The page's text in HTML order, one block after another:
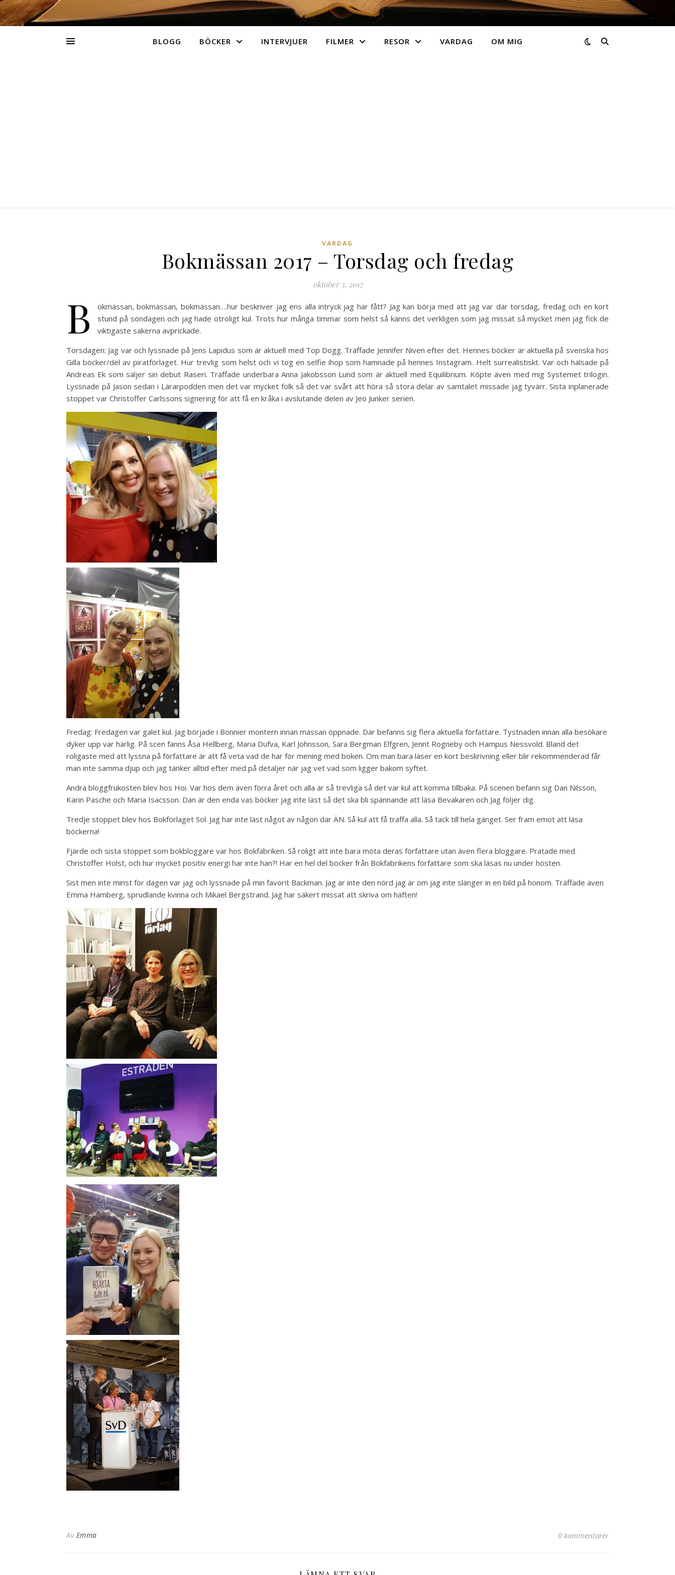
BLOGG BÖCKER INTERVJUER FILMER RESOR VARDAG OM MIG
VARDAG
Bokmässan 2017 – Torsdag och fredag
oktober 3, 2017
B
okmässan, bokmässan, bokmässan….hur beskriver jag ens alla intryck jag har fått? Jag kan börja med att jag var där torsdag, fredag och en kort
stund på söndagen och jag hade otroligt kul. Trots hur många timmar som helst så känns det verkligen som jag missat så mycket men jag fick de
viktigaste sakerna avprickade.
Torsdagen: Jag var och lyssnade på Jens Lapidus som är aktuell med Top Dogg. Träffade Jennifer Niven efter det. Hennes böcker är aktuella på svenska hos
Gilla böcker/del av piratförlaget. Hur trevlig som helst och vi tog en selfie ihop som hamnade på hennes Instagram. Helt surrealistiskt. Var och hälsade på
Andreas Ek som säljer sin debut Raseri. Träffade underbara Anna Jakobsson Lund som är aktuell med Equilibrium. Köpte även med mig Systemet trilogin.
Lyssnade på Jason sedan i Lärarpodden men det var mycket folk så det var svårt att höra så stora delar av samtalet missade jag tyvärr. Sista inplanerade
stoppet var Christoffer Carlssons signering för att få en kråka i avslutande delen av Jeo Junker serien.
Fredag: Fredagen var galet kul. Jag började i Bonnier montern innan mässan öppnade. Där befanns sig flera aktuella författare. Tystnaden innan alla besökare
dyker upp var härlig. På scen fanns Åsa Hellberg, Maria Dufva, Karl Johnsson, Sara Bergman Elfgren, Jennt Rogneby och Hampus Nessvold. Bland det
roligaste med att lyssna på författare är att få veta vad de har för mening med boken. Om man bara läser en kort beskrivning eller blir rekommenderad får
man inte samma djup och jag tänker alltid efter med på detaljer när jag vet vad som ligger bakom syftet.
Andra bloggfrukosten blev hos Hoi. Var hos dem även förra året och alla är så trevliga så det var kul att komma tillbaka. På scenen befann sig Dan Nilsson,
Karin Pasche och Maria Isacsson. Dan är den enda vas böcker jag inte läst så det ska bli spännande att läsa Bevakaren och Jag följer dig.
Tredje stoppet blev hos Bokförlaget Sol. Jag har inte läst något av någon där ÄN. Så kul att få träffa alla. Så tack till hela gänget. Ser fram emot att läsa
böckerna!
Fjärde och sista stoppet som bokbloggare var hos Bokfabriken. Så roligt att inte bara möta deras författare utan även flera bloggare. Pratade med
Christoffer Holst, och hur mycket positiv energi har inte han?! Har en hel del böcker från Bokfabrikens författare som ska läsas nu under hösten.
Sist men inte minst för dagen var jag och lyssnade på min favorit Backman. Jag är inte den nörd jag är om jag inte slänger in en bild på honom. Träffade även
Emma Hamberg, sprudlande kvinna och Mikael Bergstrand. Jag har säkert missat att skriva om häften!
Av Emma 0 kommentarer